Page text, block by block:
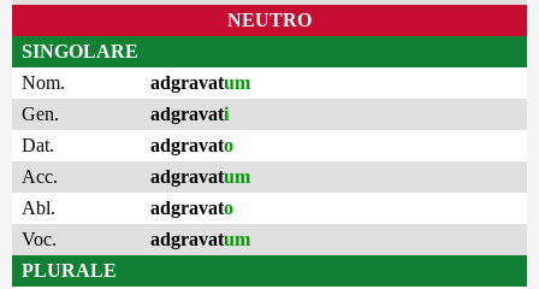
NEUTRO
SINGOLARE
Nom.
adgravatum
Gen.
adgravati
Dat.
adgravato
Acc.
adgravatum
Abl.
adgravato
Voc.
adgravatum
PLURALE